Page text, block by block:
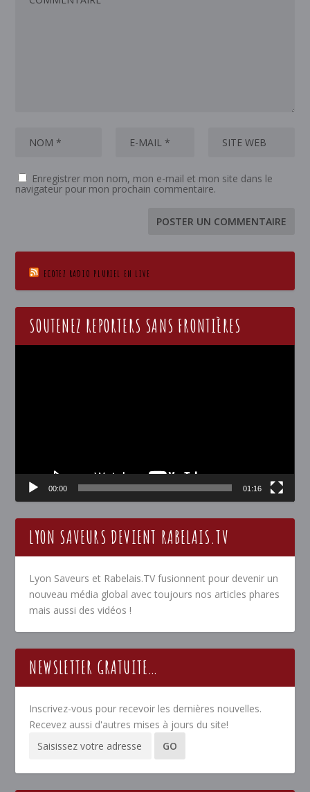
Enregistrer mon nom, mon e-mail et mon site dans le
navigateur pour mon prochain commentaire.
ECOTEZ RADIO PLURIEL EN LIVE
SOUTENEZ REPORTERS SANS FRONTIÈRES
00:00 01:16
LYON SAVEURS DEVIENT RABELAIS.TV
Lyon Saveurs et Rabelais.TV fusionnent pour devenir un
nouveau média global avec toujours nos articles phares
mais aussi des vidéos !
NEWSLETTER GRATUITE…
Inscrivez-vous pour recevoir les dernières nouvelles.
Recevez aussi d'autres mises à jours du site!